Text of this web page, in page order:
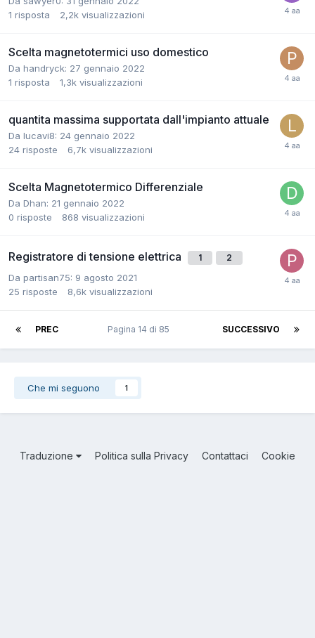
1 risposta 2,2k visualizzazioni
Scelta magnetotermici uso domestico
Da handryck: 27 gennaio 2022
1 risposta 1,3k visualizzazioni
quantita massima supportata dall'impianto attuale
Da lucavi8: 24 gennaio 2022
24 risposte 6,7k visualizzazioni
Scelta Magnetotermico Differenziale
Da Dhan: 21 gennaio 2022
0 risposte 868 visualizzazioni
Registratore di tensione elettrica 1 2
Da partisan75: 9 agosto 2021
25 risposte 8,6k visualizzazioni
PREC SUCCESSIVO
Pagina 14 di 85
Che mi seguono 1
Traduzione Politica sulla Privacy Contattaci Cookie